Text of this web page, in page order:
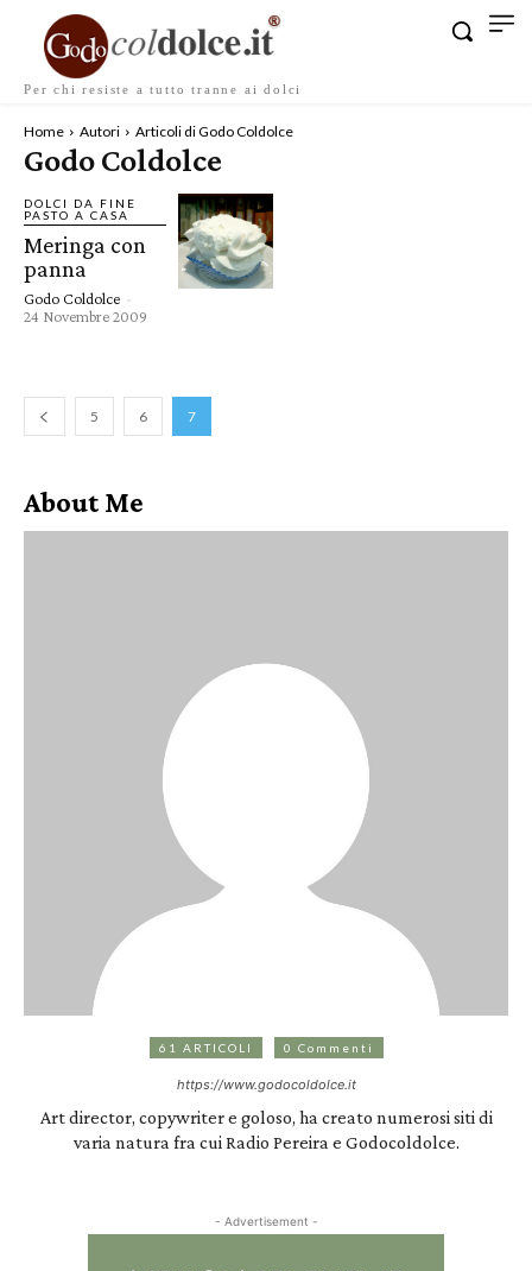
Per chi resiste a tutto tranne ai dolci
Home Autori Articoli di Godo Coldolce
Godo Coldolce
DOLCI DA FINE
PASTO A CASA
Meringa con
panna
Godo Coldolce -
24 Novembre 2009
5 6 7
About Me
61 ARTICOLI 0 Commenti
https://www.godocoldolce.it
Art director, copywriter e goloso, ha creato numerosi siti di
varia natura fra cui Radio Pereira e Godocoldolce.
- Advertisement -